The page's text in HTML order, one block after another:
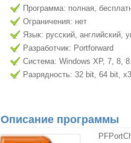
Программа: полная,
Ограничения: нет
Язык: русский, английский,
Разработчик: Portforward
Система: Windows XP, 7, 8,
Разрядность: 32 bit, 64 bit,
Описание программы